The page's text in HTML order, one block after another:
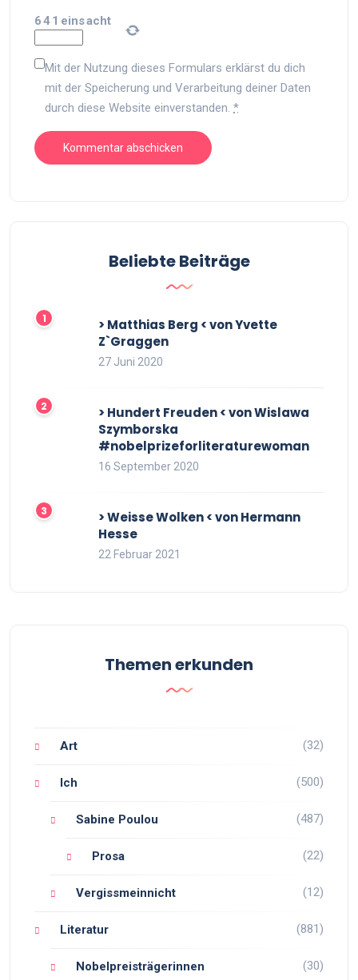
641 einsacht
Mit der Nutzung dieses Formulars erklärst du dich
mit der Speicherung und Verarbeitung deiner Daten
durch diese Website einverstanden. *
Beliebte Beiträge
> Matthias Berg < von Yvette
Z`Graggen
27 Juni 2020
> Hundert Freuden < von Wislawa
Szymborska
#nobelprizeforliteraturewoman
16 September 2020
> Weisse Wolken < von Hermann
Hesse
22 Februar 2021
Themen erkunden
Art (32)
Ich (500)
Sabine Poulou (487)
Prosa (22)
Vergissmeinnicht (12)
Literatur (881)
Nobelpreisträgerinnen (30)